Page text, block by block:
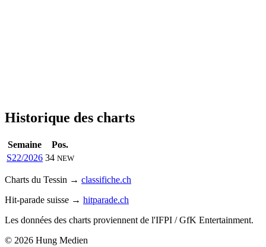
Historique des charts
Semaine
Pos.
S22/2026 34 NEW
Charts du Tessin → classifiche.ch
Hit-parade suisse → hitparade.ch
Les données des charts proviennent de l'IFPI / GfK Entertainment.
© 2026 Hung Medien